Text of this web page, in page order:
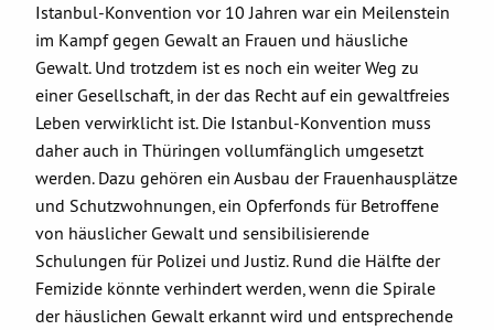
Istanbul-Konvention vor 10 Jahren war ein Meilenstein
im Kampf gegen Gewalt an Frauen und häusliche
Gewalt. Und trotzdem ist es noch ein weiter Weg zu
einer Gesellschaft, in der das Recht auf ein gewaltfreies
Leben verwirklicht ist. Die Istanbul-Konvention muss
daher auch in Thüringen vollumfänglich umgesetzt
werden. Dazu gehören ein Ausbau der Frauenhausplätze
und Schutzwohnungen, ein Opferfonds für Betroffene
von häuslicher Gewalt und sensibilisierende
Schulungen für Polizei und Justiz. Rund die Hälfte der
Femizide könnte verhindert werden, wenn die Spirale
der häuslichen Gewalt erkannt wird und entsprechende